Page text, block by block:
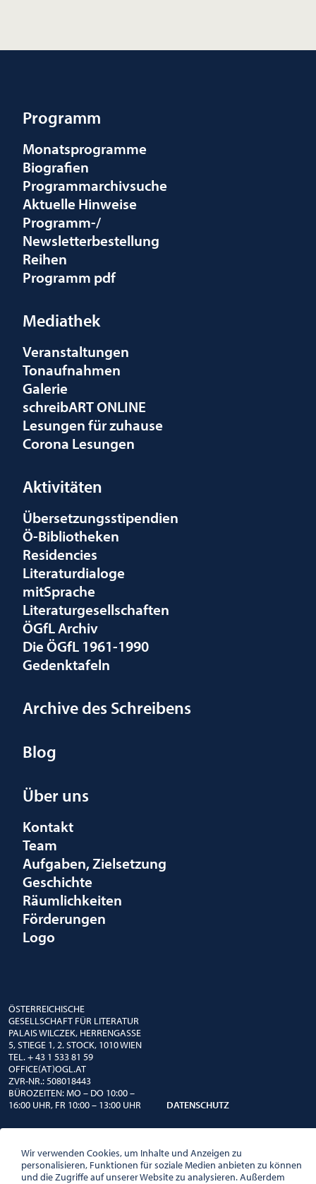
Programm
Monatsprogramme
Biografien
Programmarchivsuche
Aktuelle Hinweise
Programm-/
Newsletterbestellung
Reihen
Programm pdf
Mediathek
Veranstaltungen
Tonaufnahmen
Galerie
schreibART ONLINE
Lesungen für zuhause
Corona Lesungen
Aktivitäten
Übersetzungsstipendien
Ö-Bibliotheken
Residencies
Literaturdialoge
mitSprache
Literaturgesellschaften
ÖGfL Archiv
Die ÖGfL 1961-1990
Gedenktafeln
Archive des Schreibens
Blog
Über uns
Kontakt
Team
Aufgaben, Zielsetzung
Geschichte
Räumlichkeiten
Förderungen
Logo
ÖSTERREICHISCHE
GESELLSCHAFT FÜR LITERATUR
PALAIS WILCZEK, HERRENGASSE
5, STIEGE 1, 2. STOCK, 1010 WIEN
TEL. + 43 1 533 81 59
OFFICE(AT)OGL.AT
ZVR-NR.: 508018443
BÜROZEITEN: MO – DO 10:00 –
16:00 UHR, FR 10:00 – 13:00 UHR
DATENSCHUTZ
Wir verwenden Cookies, um Inhalte und Anzeigen zu
personalisieren, Funktionen für soziale Medien anbieten zu können
und die Zugriffe auf unserer Website zu analysieren. Außerdem